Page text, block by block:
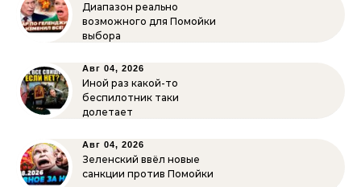
Диапазон реально
возможного для Помойки
выбора
Авг 04, 2026
Иной раз какой-то
беспилотник таки
долетает
Авг 04, 2026
Зеленский ввёл новые
санкции против Помойки